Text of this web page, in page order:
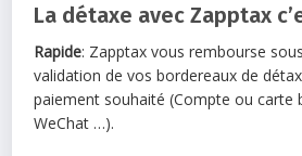
La détaxe avec Zapptax
Rapide: Zapptax vous rembourse
validation de vos bordereaux de
paiement souhaité (Compte ou carte
WeChat …).